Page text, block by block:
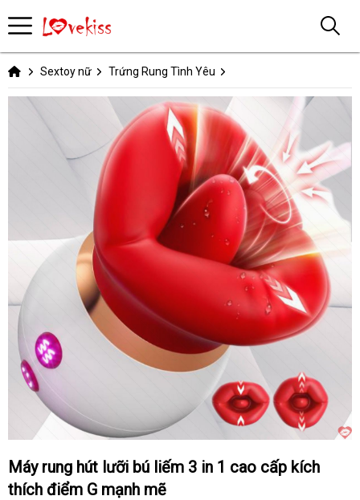
Sextoy nữ Trứng Rung Tình Yêu
Máy rung hút lưỡi bú liếm 3 in 1 cao cấp kích
thích điểm G mạnh mẽ